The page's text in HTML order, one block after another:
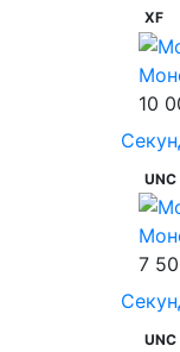
XF
10
UNC
7
UNC